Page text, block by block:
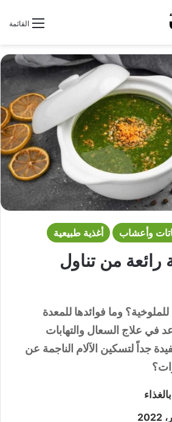
القائمةبحث عن
وأعشاب أغذية طبيعية
رائعة من تناول
للملوخية؟ وما فوائدها للمعدة
في علاج السعال والتهابات
جداً لتسكين الآلام الناجمة عن